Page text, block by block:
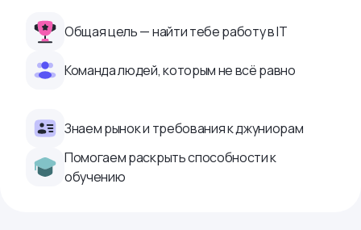
Общая цель — найти тебе работу в IТ
Команда людей, которым не всё равно
Знаем рынок и требования к джуниорам
Помогаем раскрыть способности к
обучению